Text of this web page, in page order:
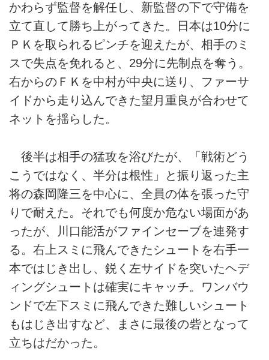
かわらず監督を解任し、新監督の下で守備を
立て直して勝ち上がってきた。日本は10分に
ＰＫを取られるピンチを迎えたが、相手のミ
スで失点を免れると、29分に先制点を奪う。
右からのＦＫを中村が中央に送り、ファーサ
イドから走り込んできた望月重良が合わせて
ネットを揺らした。
後半は相手の猛攻を浴びたが、「戦術どう
こうではなく、半分は根性」と振り返った主
将の森岡隆三を中心に、全員の体を張った守
りで耐えた。それでも何度か危ない場面があ
ったが、川口能活がファインセーブを連発す
る。右上スミに飛んできたシュートを右手一
本ではじき出し、鋭く左サイドを突いたヘデ
ィングシュートは確実にキャッチ。ワンバウ
ンドで左下スミに飛んできた難しいシュート
もはじき出すなど、まさに最後の砦となって
立ちはだかった。